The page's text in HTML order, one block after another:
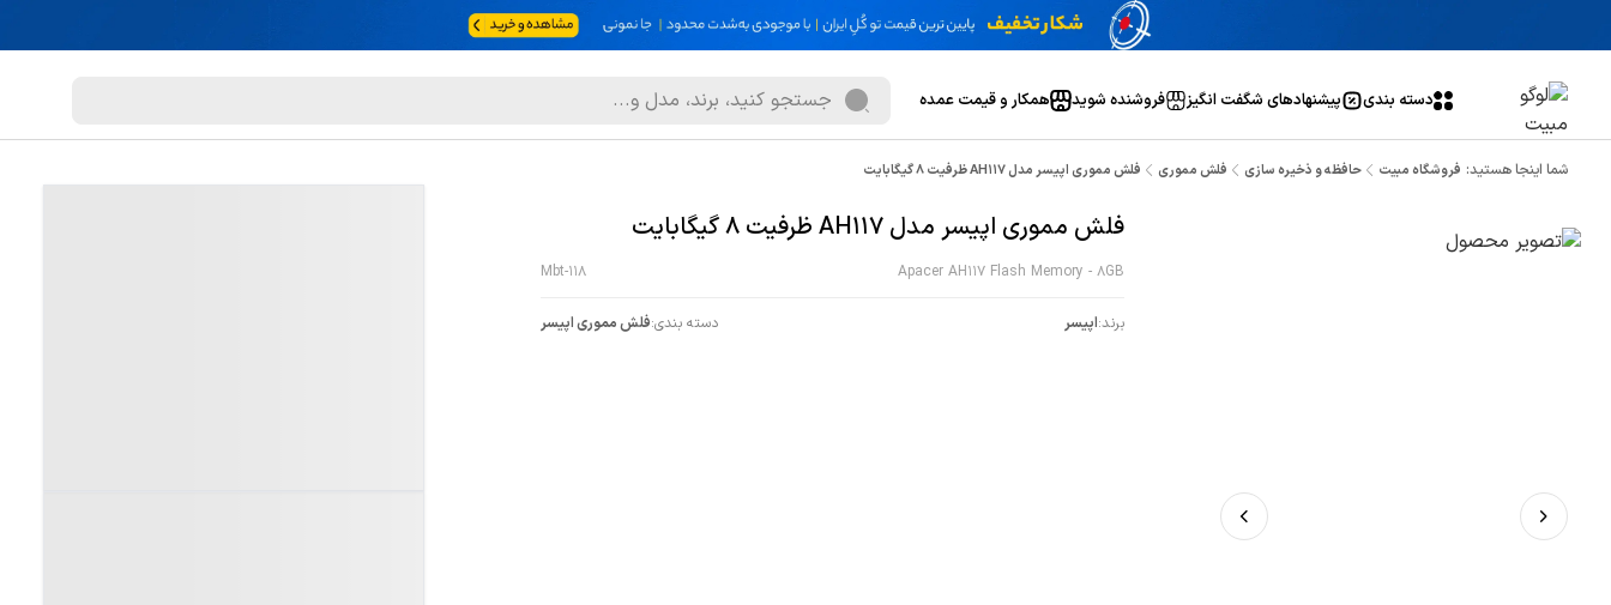
دسته بندی پیشنهاد‌های شگفت انگیز فروشنده شوید همکار و قیمت عمده
شما اینجا هستید: فروشگاه مبیت حافظه و ذخیره سازی فلش مموری فلش مموری اپیسر مدل AH117 ظرفیت 8 گیگابایت
فلش مموری اپیسر مدل AH117 ظرفیت 8 گیگابایت
Apacer AH117 Flash Memory - 8GB
Mbt-118
برند:اپیسر دسته بندی:فلش مموری اپیسر